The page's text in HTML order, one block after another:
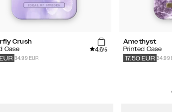
Crush
Case
4.6/5
34.99 EUR
EUR
Amethyst
Printed Case
34.99
17.50 EUR